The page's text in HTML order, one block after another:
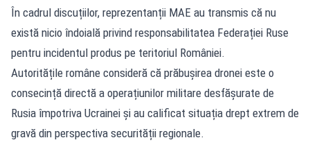
În cadrul discuțiilor, reprezentanții MAE au transmis că nu
există nicio îndoială privind responsabilitatea Federației Ruse
pentru incidentul produs pe teritoriul României.
Autoritățile române consideră că prăbușirea dronei este o
consecință directă a operațiunilor militare desfășurate de
Rusia împotriva Ucrainei și au calificat situația drept extrem de
gravă din perspectiva securității regionale.